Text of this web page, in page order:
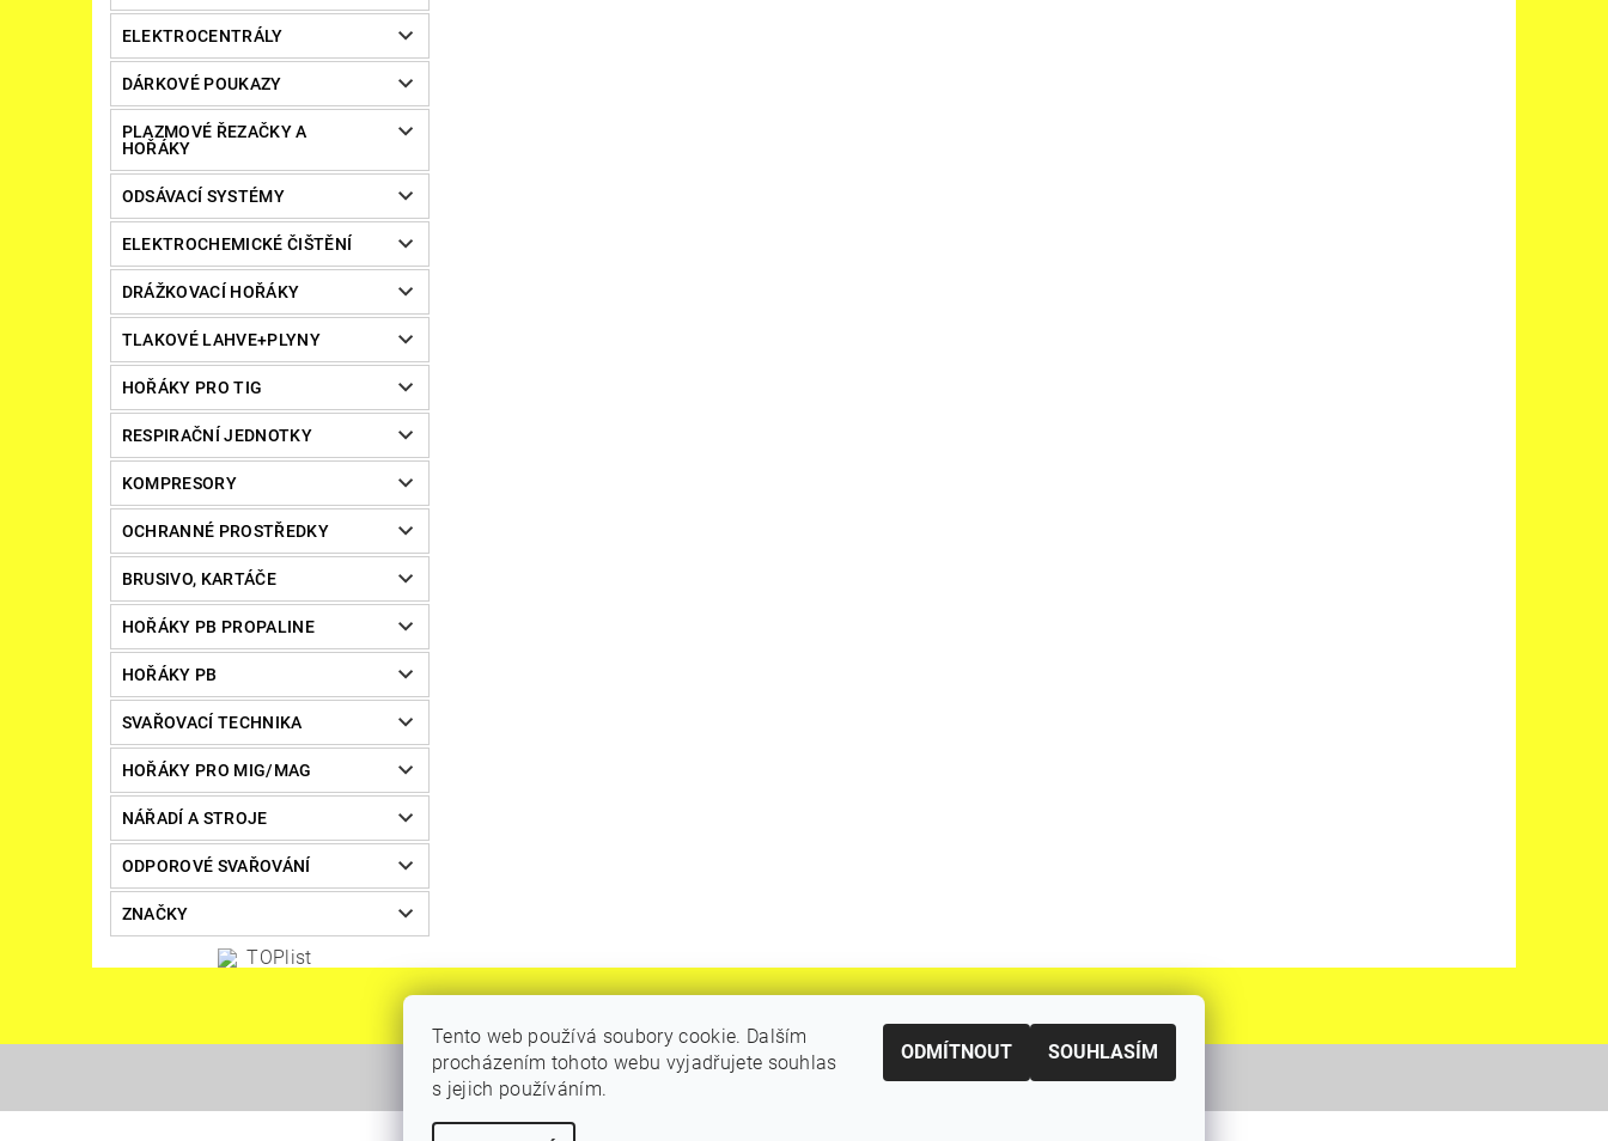
ELEKTROCENTRÁLY
DÁRKOVÉ POUKAZY
PLAZMOVÉ ŘEZAČKY A
HOŘÁKY
ODSÁVACÍ SYSTÉMY
ELEKTROCHEMICKÉ ČIŠTĚNÍ
DRÁŽKOVACÍ HOŘÁKY
TLAKOVÉ LAHVE+PLYNY
HOŘÁKY PRO TIG
RESPIRAČNÍ JEDNOTKY
KOMPRESORY
OCHRANNÉ PROSTŘEDKY
BRUSIVO, KARTÁČE
HOŘÁKY PB PROPALINE
HOŘÁKY PB
SVAŘOVACÍ TECHNIKA
HOŘÁKY PRO MIG/MAG
NÁŘADÍ A STROJE
ODPOROVÉ SVAŘOVÁNÍ
ZNAČKY
Původní eshop rulik.cz
Tento web používá soubory cookie. Dalším
procházením tohoto webu vyjadřujete souhlas
s jejich používáním.
ODMÍTNOUT SOUHLASÍM